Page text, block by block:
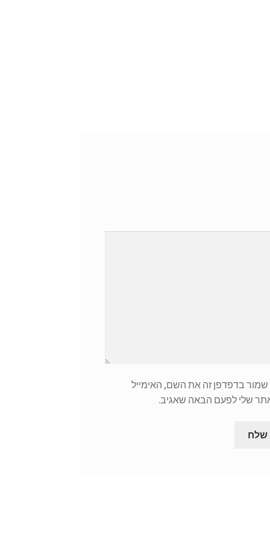
שמור בדפדפן זה את השם, האימייל
שלי לפעם הבאה שאגיב.